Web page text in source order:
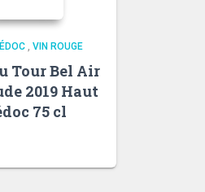
, VIN ROUGE
Tour Bel Air
2019 Haut
75 cl